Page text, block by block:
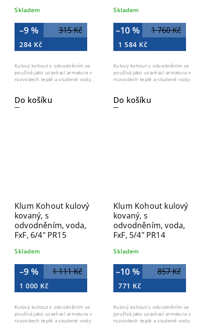
Skladem
315 Kč
–9 %
284 Kč
Do košíku
Kulový kohout s odvodněním se
používá jako uzavírací armatura v
rozvodech teplé a studené vody.
Skladem
1 760 Kč
–10 %
1 584 Kč
Do košíku
Kulový kohout s odvodněním se
používá jako uzavírací armatura v
rozvodech teplé a studené vody.
Klum Kohout kulový
kovaný, s
odvodněním, voda,
FxF, 6/4" PR15
Skladem
1 111 Kč
–9 %
1 000 Kč
Kulový kohout s odvodněním se
používá jako uzavírací armatura v
rozvodech teplé a studené vody.
Klum Kohout kulový
kovaný, s
odvodněním, voda,
FxF, 5/4" PR14
Skladem
857 Kč
–10 %
771 Kč
Kulový kohout s odvodněním se
používá jako uzavírací armatura v
rozvodech teplé a studené vody.